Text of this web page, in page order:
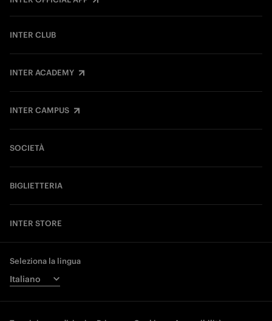
INTER CLUB
INTER ACADEMY
INTER CAMPUS
SOCIETÀ
BIGLIETTERIA
INTER STORE
Seleziona la lingua